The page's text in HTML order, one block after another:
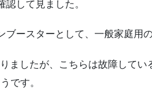
して見ました。
ブースターとして、一般家庭用
ましたが、こちらは故障して
です。